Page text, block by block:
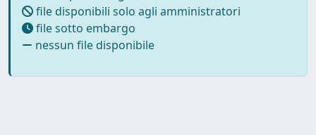
file disponibili solo agli amministratori
file sotto embargo
nessun file disponibile